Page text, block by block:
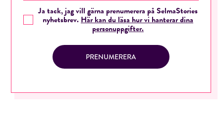
Ja tack, jag vill gärna prenumerera på SelmaStories
nyhetsbrev.Här kan du läsa hur vi hanterar dina
personuppgifter.
PRENUMERERA